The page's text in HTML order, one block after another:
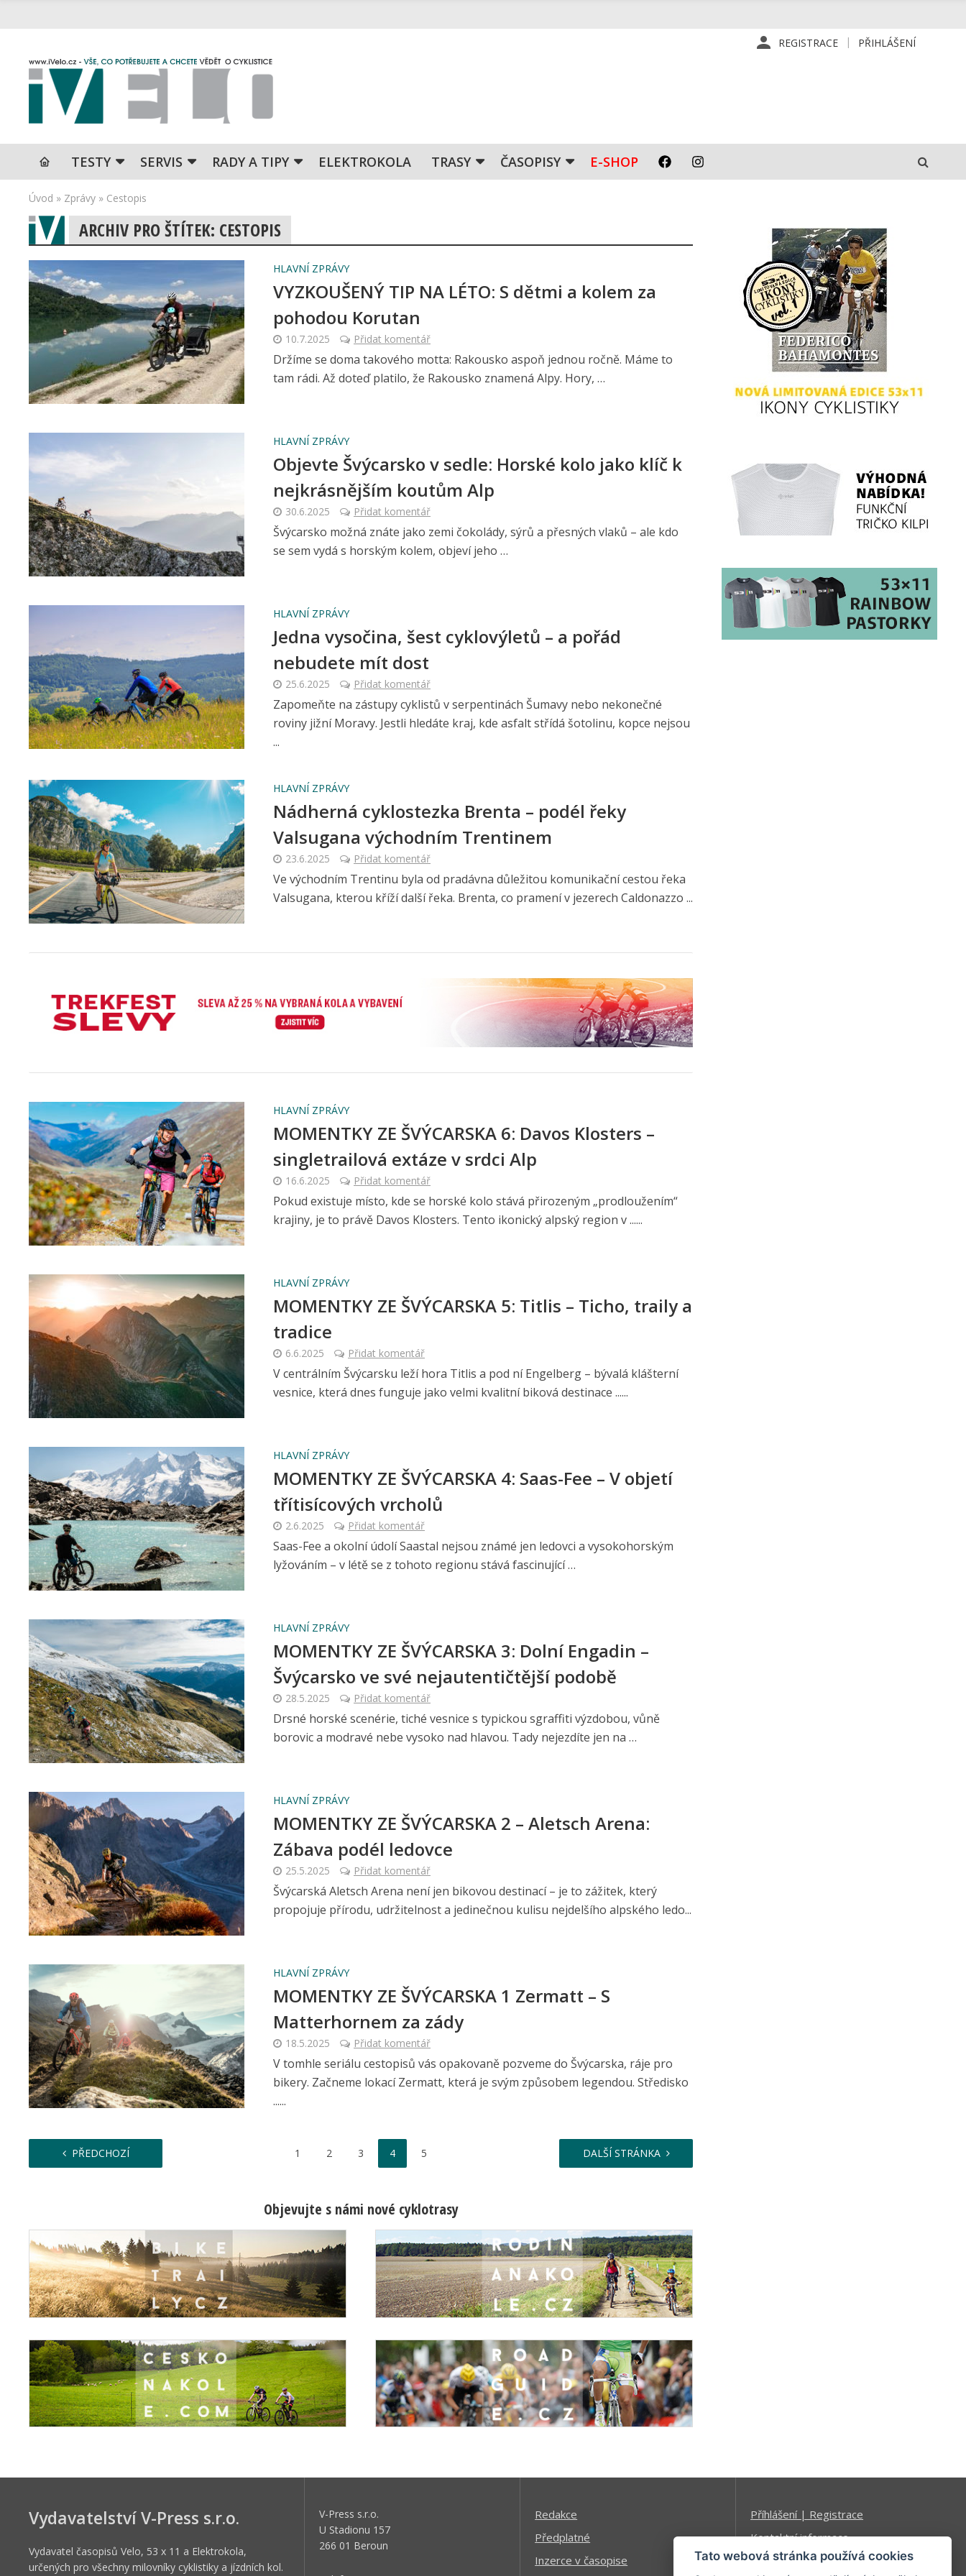
REGISTRACE PŘIHLÁŠENÍ
TESTY SERVIS RADY A TIPY ELEKTROKOLA TRASY ČASOPISY E-SHOP
Úvod » Zprávy » Cestopis
ARCHIV PRO ŠTÍTEK: CESTOPIS
HLAVNÍ ZPRÁVY
VYZKOUŠENÝ TIP NA LÉTO: S dětmi a kolem za
pohodou Korutan
10.7.2025 Přidat komentář
Držíme se doma takového motta: Rakousko aspoň jednou ročně. Máme to
tam rádi. Až doteď platilo, že Rakousko znamená Alpy. Hory, …
HLAVNÍ ZPRÁVY
Objevte Švýcarsko v sedle: Horské kolo jako klíč k
nejkrásnějším koutům Alp
30.6.2025 Přidat komentář
Švýcarsko možná znáte jako zemi čokolády, sýrů a přesných vlaků – ale kdo
se sem vydá s horským kolem, objeví jeho …
HLAVNÍ ZPRÁVY
Jedna vysočina, šest cyklovýletů – a pořád
nebudete mít dost
25.6.2025 Přidat komentář
Zapomeňte na zástupy cyklistů v serpentinách Šumavy nebo nekonečné
roviny jižní Moravy. Jestli hledáte kraj, kde asfalt střídá šotolinu, kopce nejsou
...
HLAVNÍ ZPRÁVY
Nádherná cyklostezka Brenta – podél řeky
Valsugana východním Trentinem
23.6.2025 Přidat komentář
Ve východním Trentinu byla od pradávna důležitou komunikační cestou řeka
Valsugana, kterou kříží další řeka. Brenta, co pramení v jezerech Caldonazzo ...
HLAVNÍ ZPRÁVY
MOMENTKY ZE ŠVÝCARSKA 6: Davos Klosters –
singletrailová extáze v srdci Alp
16.6.2025 Přidat komentář
Pokud existuje místo, kde se horské kolo stává přirozeným „prodloužením“
krajiny, je to právě Davos Klosters. Tento ikonický alpský region v ......
HLAVNÍ ZPRÁVY
MOMENTKY ZE ŠVÝCARSKA 5: Titlis – Ticho, traily a
tradice
6.6.2025 Přidat komentář
V centrálním Švýcarsku leží hora Titlis a pod ní Engelberg – bývalá klášterní
vesnice, která dnes funguje jako velmi kvalitní biková destinace ......
HLAVNÍ ZPRÁVY
MOMENTKY ZE ŠVÝCARSKA 4: Saas-Fee – V objetí
třítisícových vrcholů
2.6.2025 Přidat komentář
Saas-Fee a okolní údolí Saastal nejsou známé jen ledovci a vysokohorským
lyžováním – v létě se z tohoto regionu stává fascinující …
HLAVNÍ ZPRÁVY
MOMENTKY ZE ŠVÝCARSKA 3: Dolní Engadin –
Švýcarsko ve své nejautentičtější podobě
28.5.2025 Přidat komentář
Drsné horské scenérie, tiché vesnice s typickou sgraffiti výzdobou, vůně
borovic a modravé nebe vysoko nad hlavou. Tady nejezdíte jen na …
HLAVNÍ ZPRÁVY
MOMENTKY ZE ŠVÝCARSKA 2 – Aletsch Arena:
Zábava podél ledovce
25.5.2025 Přidat komentář
Švýcarská Aletsch Arena není jen bikovou destinací – je to zážitek, který
propojuje přírodu, udržitelnost a jedinečnou kulisu nejdelšího alpského ledo...
HLAVNÍ ZPRÁVY
MOMENTKY ZE ŠVÝCARSKA 1 Zermatt – S
Matterhornem za zády
18.5.2025 Přidat komentář
V tomhle seriálu cestopisů vás opakovaně pozveme do Švýcarska, ráje pro
bikery. Začneme lokací Zermatt, která je svým způsobem legendou. Středisko
......
PŘEDCHOZÍ 1 2 3 4 5 DALŠÍ STRÁNKA
Objevujte s námi nové cyklotrasy
Vydavatelství V-Press s.r.o.
Vydavatel časopisů Velo, 53 x 11 a Elektrokola,
určených pro všechny milovníky cyklistiky a jízdních kol.
V-Press s.r.o.
U Stadionu 157
266 01 Beroun
Redakce
Předplatné
Inzerce v časopise
Příhlášení | Registrace
Kontaktní informace
Mapa stránek
Tato webová stránka používá cookies